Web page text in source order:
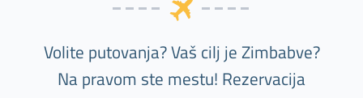
Volite putovanja? Vaš cilj je Zimbabve?
Na pravom ste mestu! Rezervacija